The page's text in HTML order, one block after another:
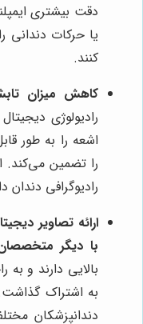
دقت بیشتری
یا حرکات دندانی
کنند.
کاهش میزان
رادیولوژی
اشعه را به طور
را تضمین می‌کند.
رادیوگرافی دندان
ارائه تصاویر
با دیگر
بالایی دارند و
به اشتراک
دندانپزشکان